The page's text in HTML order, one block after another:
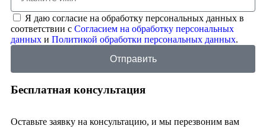
Я даю согласие на обработку персональных данных в
соответствии с Согласием на обработку персональных
данных и Политикой обработки персональных данных.
Отправить
Бесплатная консультация
Оставьте заявку на консультацию, и мы перезвоним вам